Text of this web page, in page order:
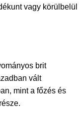
vagy körülbelül
brit
vált
mint a főzés és